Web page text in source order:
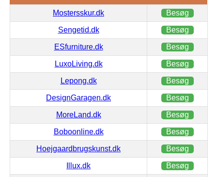
Mostersskur.dk Besøg
Sengetid.dk Besøg
ESfurniture.dk Besøg
LuxoLiving.dk Besøg
Lepong.dk Besøg
DesignGaragen.dk Besøg
MoreLand.dk Besøg
Boboonline.dk Besøg
Hoejgaardbrugskunst.dk Besøg
Illux.dk Besøg